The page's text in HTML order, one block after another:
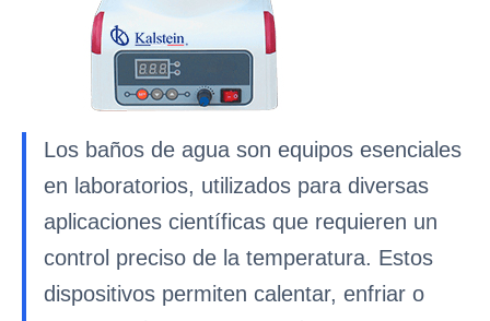
Los baños de agua son equipos esenciales
en laboratorios, utilizados para diversas
aplicaciones científicas que requieren un
control preciso de la temperatura. Estos
dispositivos permiten calentar, enfriar o